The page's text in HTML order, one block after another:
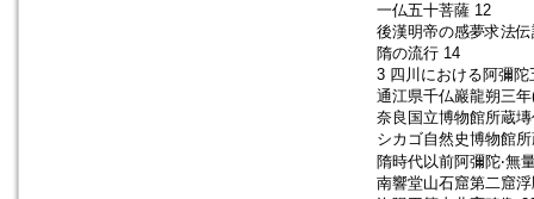
一仏五十菩薩 12
後漢明帝の感夢求法
隋の流行 14
3 四川における阿彌
通江県千仏巖龍朔三
奈良国立博物館所蔵
シカゴ自然史博物館
隋時代以前阿彌陀‧無
南響堂山石窟第二窟